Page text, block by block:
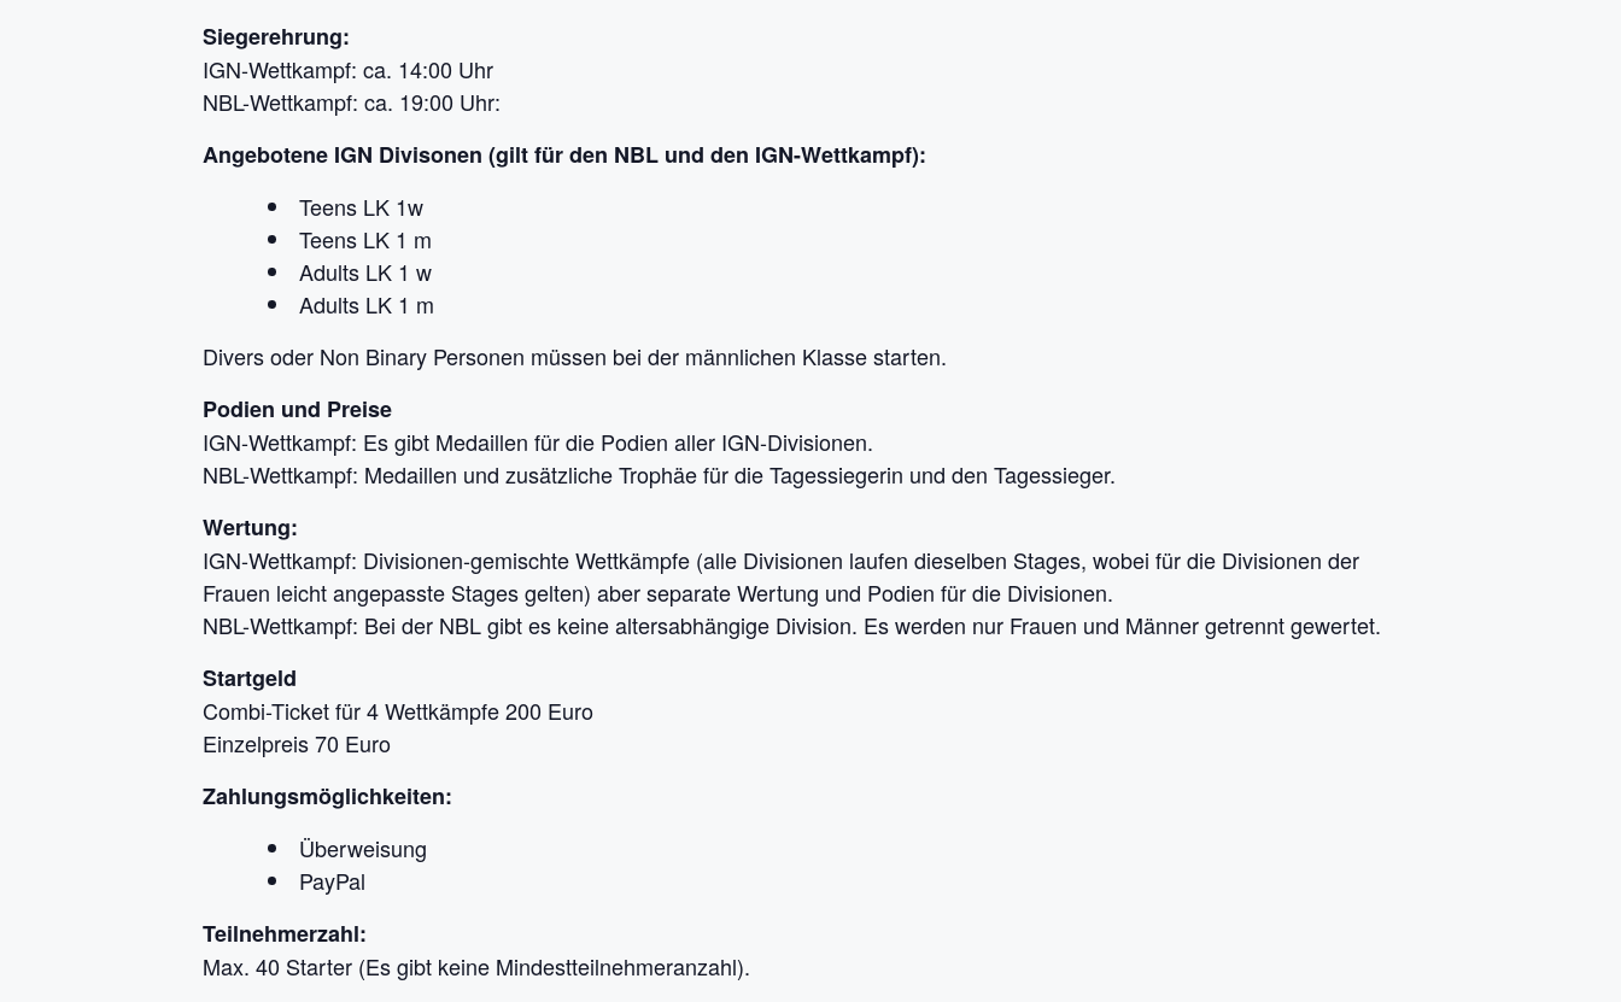
Siegerehrung:
IGN-Wettkampf: ca. 14:00 Uhr
NBL-Wettkampf: ca. 19:00 Uhr:
Angebotene IGN Divisonen (gilt für den NBL und den IGN-Wettkampf):
Teens LK 1w
Teens LK 1 m
Adults LK 1 w
Adults LK 1 m
Divers oder Non Binary Personen müssen bei der männlichen Klasse starten.
Podien und Preise
IGN-Wettkampf: Es gibt Medaillen für die Podien aller IGN-Divisionen.
NBL-Wettkampf: Medaillen und zusätzliche Trophäe für die Tagessiegerin und den Tagessieger.
Wertung:
IGN-Wettkampf: Divisionen-gemischte Wettkämpfe (alle Divisionen laufen dieselben Stages, wobei für die Divisionen der
Frauen leicht angepasste Stages gelten) aber separate Wertung und Podien für die Divisionen.
NBL-Wettkampf: Bei der NBL gibt es keine altersabhängige Division. Es werden nur Frauen und Männer getrennt gewertet.
Startgeld
Combi-Ticket für 4 Wettkämpfe 200 Euro
Einzelpreis 70 Euro
Zahlungsmöglichkeiten:
Überweisung
PayPal
Teilnehmerzahl:
Max. 40 Starter (Es gibt keine Mindestteilnehmeranzahl).